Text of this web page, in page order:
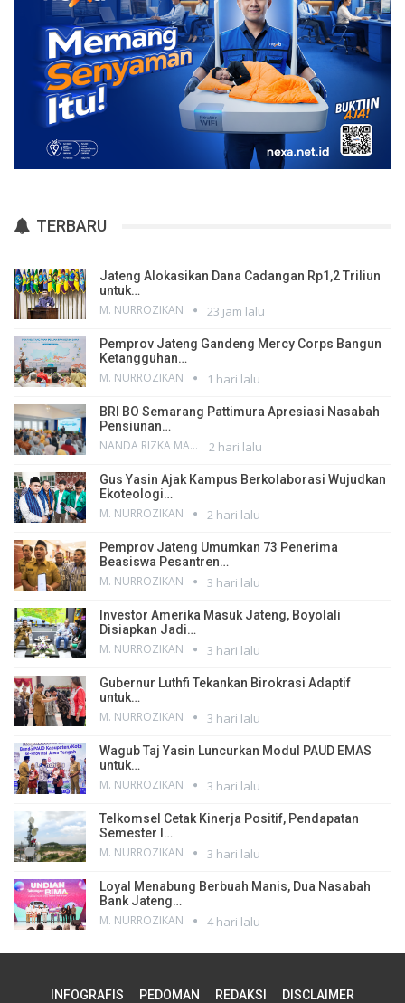
TERBARU
Jateng Alokasikan Dana Cadangan Rp1,2 Triliun
untuk…
M. NURROZIKAN 23 jam lalu
Pemprov Jateng Gandeng Mercy Corps Bangun
Ketangguhan…
M. NURROZIKAN 1 hari lalu
BRI BO Semarang Pattimura Apresiasi Nasabah
Pensiunan…
NANDA RIZKA MAHENDRA 2 hari lalu
Gus Yasin Ajak Kampus Berkolaborasi Wujudkan
Ekoteologi…
M. NURROZIKAN 2 hari lalu
Pemprov Jateng Umumkan 73 Penerima
Beasiswa Pesantren…
M. NURROZIKAN 3 hari lalu
Investor Amerika Masuk Jateng, Boyolali
Disiapkan Jadi…
M. NURROZIKAN 3 hari lalu
Gubernur Luthfi Tekankan Birokrasi Adaptif
untuk…
M. NURROZIKAN 3 hari lalu
Wagub Taj Yasin Luncurkan Modul PAUD EMAS
untuk…
M. NURROZIKAN 3 hari lalu
Telkomsel Cetak Kinerja Positif, Pendapatan
Semester I…
M. NURROZIKAN 3 hari lalu
Loyal Menabung Berbuah Manis, Dua Nasabah
Bank Jateng…
M. NURROZIKAN 4 hari lalu
INFOGRAFIS PEDOMAN REDAKSI DISCLAIMER